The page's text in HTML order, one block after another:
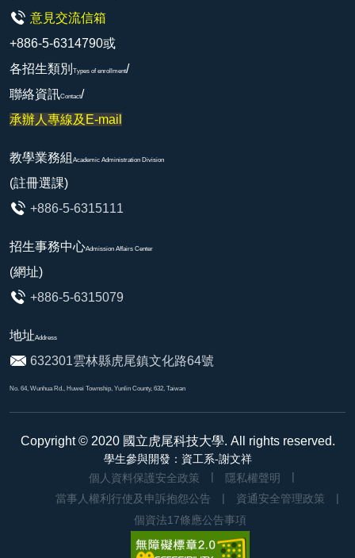
意見交流信箱
+886-5-6314790或
各招生類別 Types of enrollment/
聯絡資訊Contact/
承辦人專線及E-mail
教學業務組 Academic Administration Division
(註冊選課)
+886-5-6315111
招生事務中心Admission Affairs Center
(網址)
+886-5-6315079
地址Address
632301雲林縣虎尾鎮文化路64號
No. 64, Wunhua Rd., Huwei Township, Yunlin County, 632, Taiwan
Copyright © 2020 國立虎尾科技大學. All rights reserved.
學生參與開發：資工系-謝文祥
個人資料保護安全政策
隱私權聲明
當事人權利行使及申訴抱怨公告
資通安全管理政策
個資法17條應公告事項